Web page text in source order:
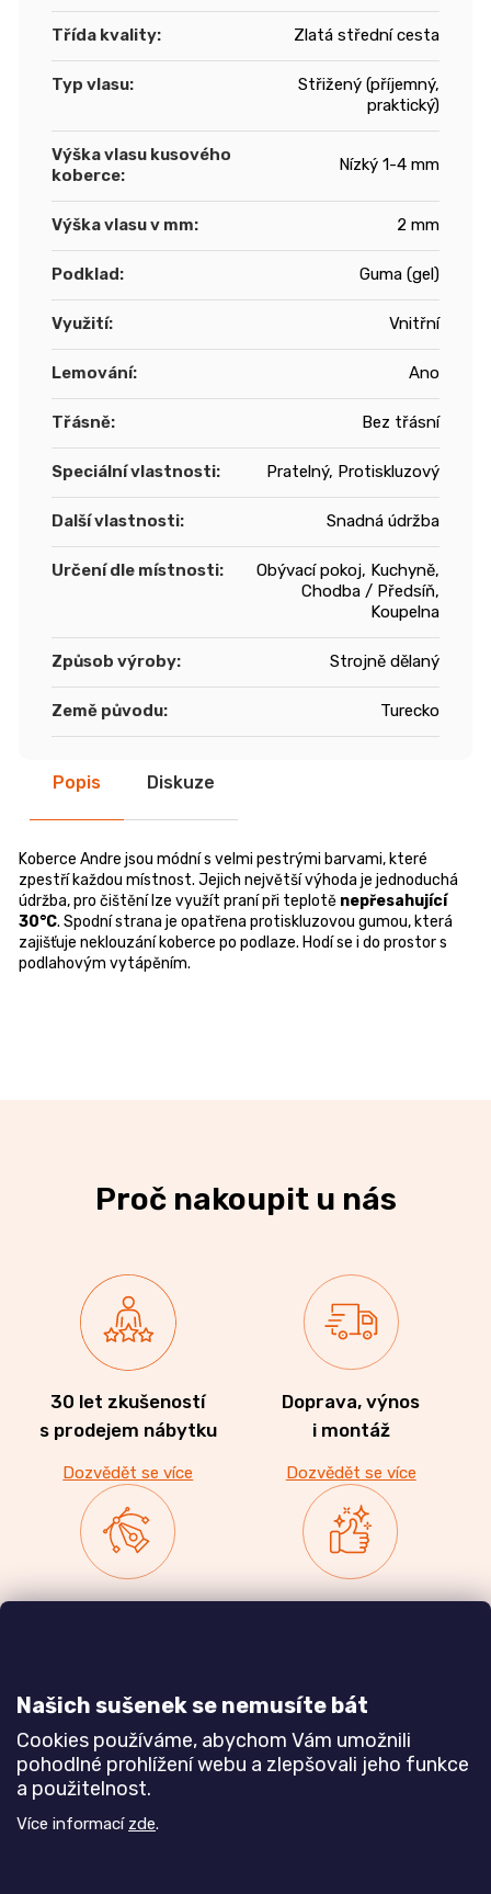
Našich sušenek se nemusíte bát
Cookies používáme, abychom Vám umožnili
pohodlné prohlížení webu a zlepšovali jeho funkce
a použitelnost.
Více informací zde.
Třída kvality: Zlatá střední cesta
Typ vlasu:
Střižený (příjemný,
praktický)
Výška vlasu kusového
koberce:
Nízký 1-4 mm
Výška vlasu v mm: 2 mm
Podklad: Guma (gel)
Využití: Vnitřní
Lemování: Ano
Třásně: Bez třásní
Speciální vlastnosti: Pratelný, Protiskluzový
Další vlastnosti: Snadná údržba
Určení dle místnosti:
Obývací pokoj, Kuchyně,
Chodba / Předsíň,
Koupelna
Způsob výroby: Strojně dělaný
Země původu: Turecko
Popis Diskuze
Koberce Andre jsou módní s velmi pestrými barvami, které
zpestří každou místnost. Jejich největší výhoda je jednoduchá
údržba, pro čištění lze využít praní při teplotě nepřesahující
30°C. Spodní strana je opatřena protiskluzovou gumou, která
zajišťuje neklouzání koberce po podlaze. Hodí se i do prostor s
podlahovým vytápěním.
Proč nakoupit u nás
30 let zkušeností
s prodejem nábytku
Dozvědět se více
Doprava, výnos
i montáž
Dozvědět se více
Dozvědět se více Dozvědět se více